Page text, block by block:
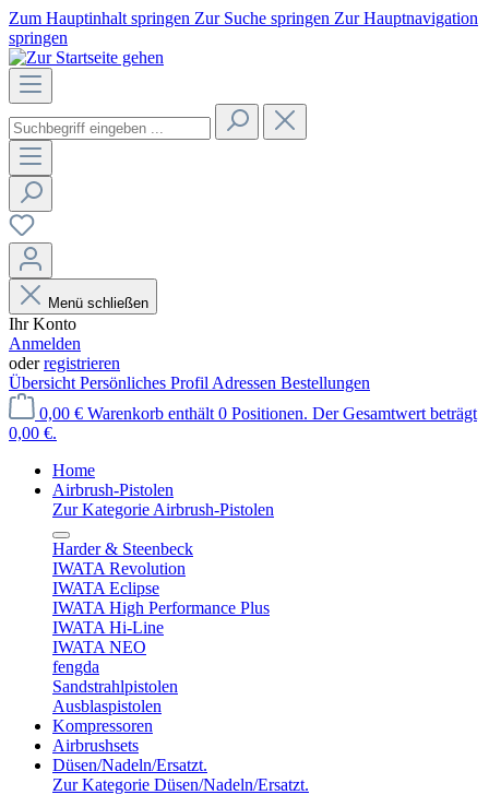
Zum Hauptinhalt springen Zur Suche springen Zur Hauptnavigation
springen
Menü schließen
Ihr Konto
Anmelden
oderregistrieren
Übersicht Persönliches Profil Adressen Bestellungen
0,00 € Warenkorb enthält 0 Positionen. Der Gesamtwert beträgt
0,00 €.
Home
Airbrush-Pistolen
Zur Kategorie Airbrush-Pistolen
Harder & Steenbeck
IWATA Revolution
IWATA Eclipse
IWATA High Performance Plus
IWATA Hi-Line
IWATA NEO
fengda
Sandstrahlpistolen
Ausblaspistolen
Kompressoren
Airbrushsets
Düsen/Nadeln/Ersatzt.
Zur Kategorie Düsen/Nadeln/Ersatzt.